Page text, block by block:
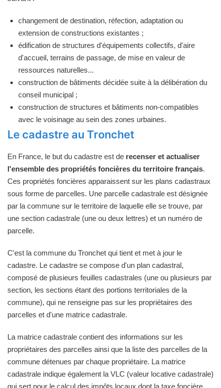
changement de destination, réfection, adaptation ou
extension de constructions existantes ;
édification de structures d'équipements collectifs, d'aire
d'accueil, terrains de passage, de mise en valeur de
ressources naturelles...
construction de bâtiments décidée suite à la délibération du
conseil municipal ;
construction de structures et bâtiments non-compatibles
avec le voisinage au sein des zones urbaines.
Le cadastre au Tronchet
En France, le but du cadastre est de recenser et actualiser
l'ensemble des propriétés foncières du territoire français.
Ces propriétés foncières apparaissent sur les plans cadastraux
sous forme de parcelles. Une parcelle cadastrale est désignée
par la commune sur le territoire de laquelle elle se trouve, par
une section cadastrale (une ou deux lettres) et un numéro de
parcelle.
C'est la commune du Tronchet qui tient et met à jour le
cadastre. Le cadastre se compose d'un plan cadastral,
composé de plusieurs feuilles cadastrales (une ou plusieurs par
section, les sections étant des portions territoriales de la
commune), qui ne renseigne pas sur les propriétaires des
parcelles et d'une matrice cadastrale.
La matrice cadastrale contient des informations sur les
propriétaires des parcelles ainsi que la liste des parcelles de la
commune détenues par chaque propriétaire. La matrice
cadastrale indique également la VLC (valeur locative cadastrale)
qui sert pour le calcul des impôts locaux dont la taxe foncière.